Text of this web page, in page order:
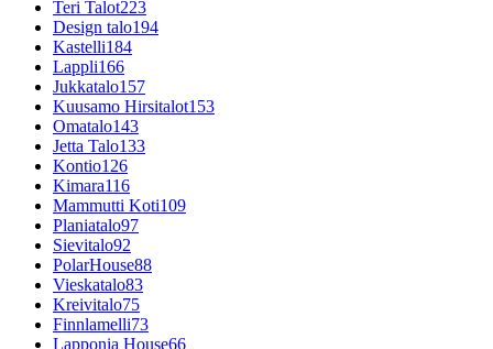
Teri Talot223
Design talo194
Kastelli184
Lappli166
Jukkatalo157
Kuusamo Hirsitalot153
Omatalo143
Jetta Talo133
Kontio126
Kimara116
Mammutti Koti109
Planiatalo97
Sievitalo92
PolarHouse88
Vieskatalo83
Kreivitalo75
Finnlamelli73
Lapponia House66